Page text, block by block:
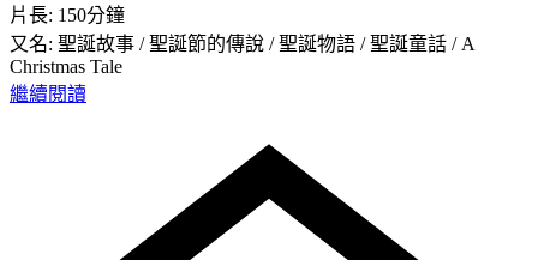
片長: 150分鐘
又名: 聖誕故事 / 聖誕節的傳說 / 聖誕物語 / 聖誕童話 / A
Christmas Tale
繼續閱讀